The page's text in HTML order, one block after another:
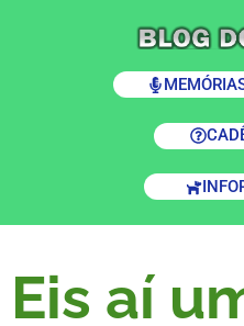
Eis aí